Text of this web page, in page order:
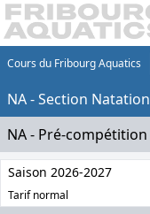
Cours du Fribourg Aquatics
NA - Section Natation
NA - Pré-compétition
Saison 2026-2027
Tarif normal